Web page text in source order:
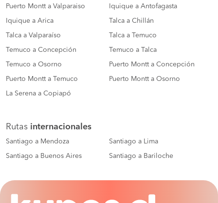
Puerto Montt a Valparaiso Iquique a Antofagasta
Iquique a Arica Talca a Chillán
Talca a Valparaíso Talca a Temuco
Temuco a Concepción Temuco a Talca
Temuco a Osorno Puerto Montt a Concepción
Puerto Montt a Temuco Puerto Montt a Osorno
La Serena a Copiapó
Rutas internacionales
Santiago a Mendoza Santiago a Lima
Santiago a Buenos Aires Santiago a Bariloche